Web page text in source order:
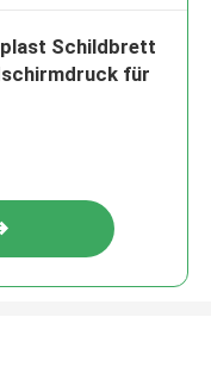
Schildbrett
für